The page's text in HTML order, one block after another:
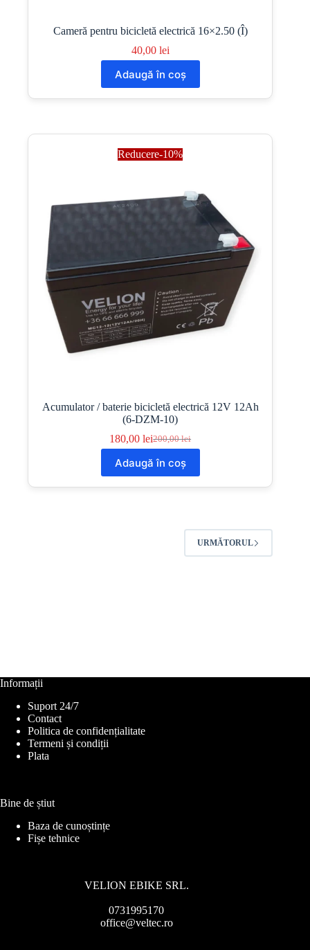
Cameră pentru bicicletă electrică 16×2.50 (Î)
40,00 lei
Adaugă în coș
Reducere-10%
Acumulator / baterie bicicletă electrică 12V 12Ah
(6-DZM-10)
200,00lei
Prețul
inițial
a
180,00leiPrețul
curent
este:
Adaugă în coș
URMĂTORUL
Informații
Suport 24/7
Contact
Politica de confidențialitate
Termeni și condiții
Plata
Bine de știut
Baza de cunoștințe
Fișe tehnice
VELION EBIKE SRL.
0731995170
office@veltec.ro